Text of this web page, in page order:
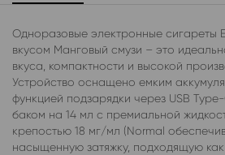
Одноразовые электронные сигареты
вкусом Манговый смузи – это
вкуса, компактности и высокой
Устройство оснащено емким
функцией подзарядки через USB
баком на 14 мл с премиальной
крепостью 18 мг/мл (Normal
насыщенную затяжку, подходящую как